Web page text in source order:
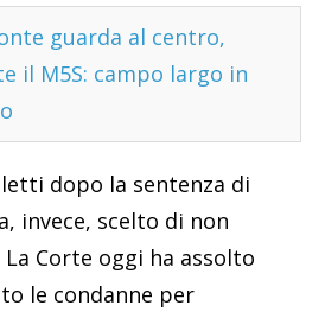
guarda al centro,
il M5S: campo largo in
dopo la sentenza di
invece, scelto di non
Corte oggi ha assolto
le condanne per